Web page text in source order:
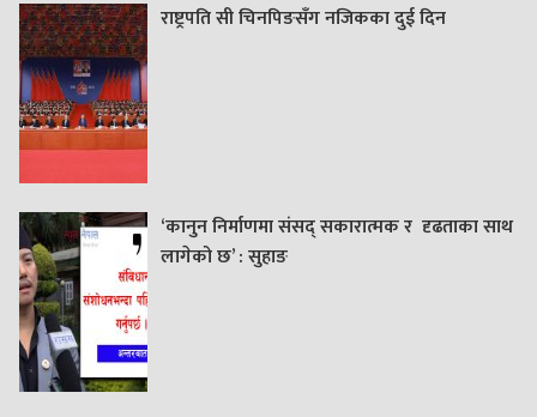
राष्ट्रपति सी चिनपिङसँग नजिकका दुई दिन
‘कानुन निर्माणमा संसद् सकारात्मक र दृढताका साथ
लागेको छ’ : सुहाङ